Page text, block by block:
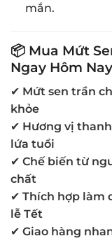
mắn.
📦 Mua Mứt
Ngay Hôm
✔ Mứt sen trần
khỏe
✔ Hương vị
lứa tuổi
✔ Chế biến từ
chất
✔ Thích hợp làm
lễ Tết
✔ Giao hàng